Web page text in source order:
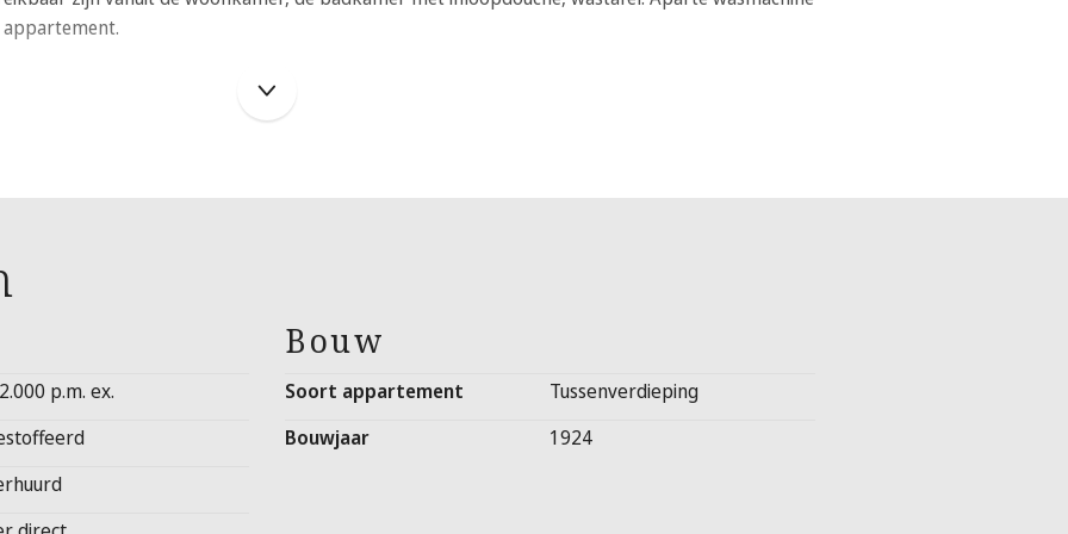
beglazing
12 maanden
huur
p.m. ex.
Bouw
Soort appartement
Tussenverdieping
Bouwjaar
1924